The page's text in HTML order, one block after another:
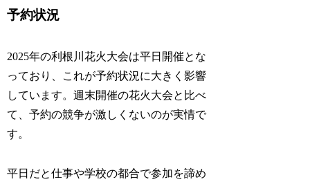
予約状況
2025年の利根川花火大会は平日開催とな
っており、これが予約状況に大きく影響
しています。週末開催の花火大会と比べ
て、予約の競争が激しくないのが実情で
す。
平日だと仕事や学校の都合で参加を諦め